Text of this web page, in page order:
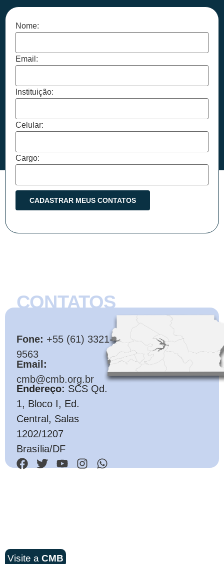
Nome:
Email:
Instituição:
Celular:
Cargo:
CONTATOS
Fone: +55 (61) 3321-
9563
Email:
cmb@cmb.org.br
Endereço: SCS Qd.
1, Bloco I, Ed.
Central, Salas
1202/1207
Brasília/DF
Visite a CMB